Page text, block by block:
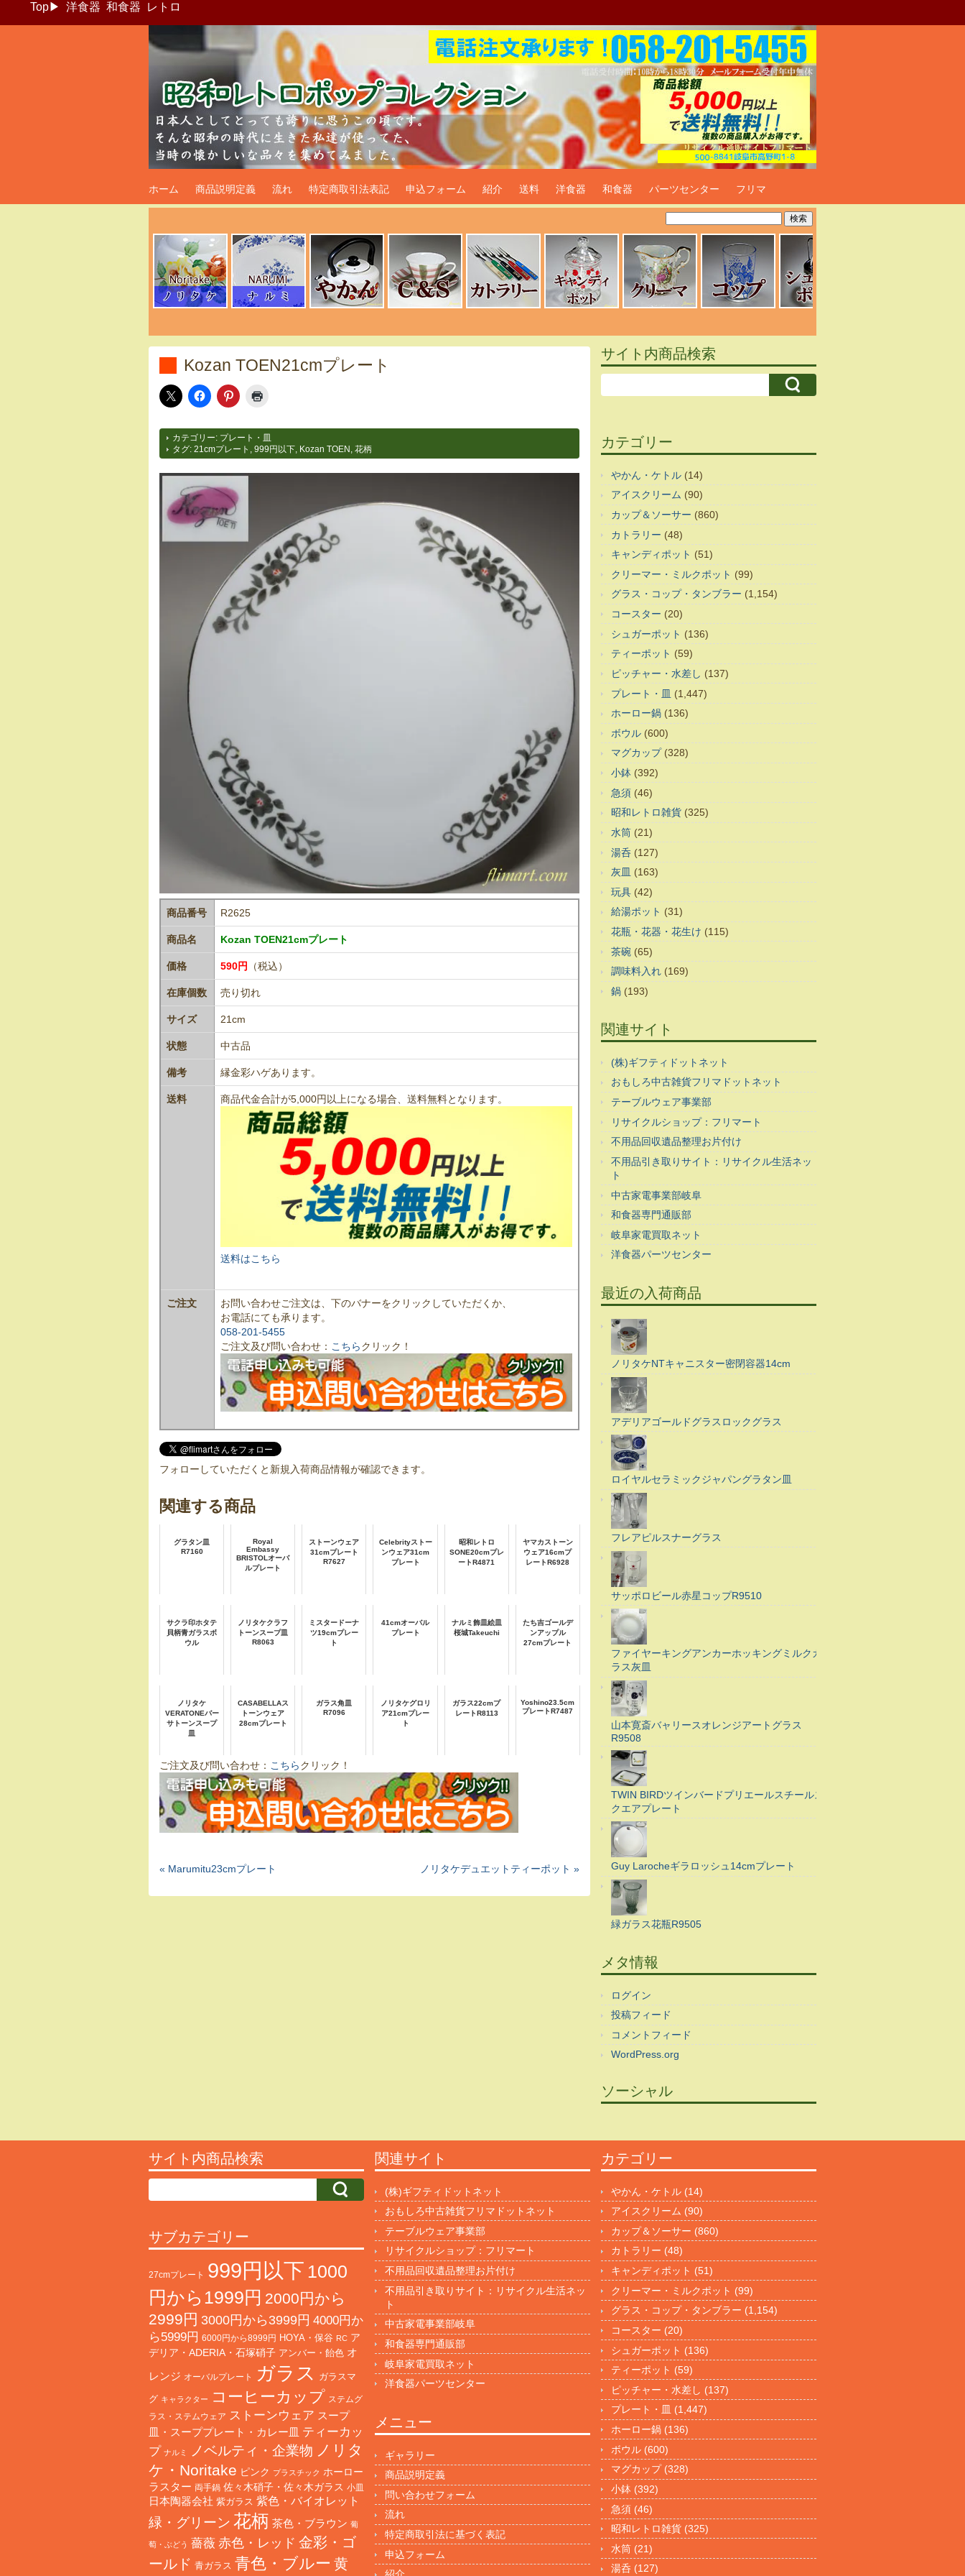
Top▶ 洋食器 和食器 レトロ
昭和レトロポップ食器生活雑貨通販＠フリマート
ホーム 商品説明定義 流れ 特定商取引法表記 申込フォーム 紹介 送料 洋食器 和食器 パーツセンター フリマ
Kozan TOEN21cmプレート
カテゴリー: プレート・皿
タグ: 21cmプレート 999円以下 Kozan TOEN 花柄
商品番号 R2625
商品名 Kozan TOEN21cmプレート
価格 590円 （税込）
在庫個数 売り切れ
サイズ 21cm
状態 中古品
備考 縁金彩ハゲあります。
送料 商品代金合計が5,000円以上になる場合、送料無料となります。
送料はこちら
ご注文
お問い合わせご注文は、下のバナーをクリックしていただくか、
お電話にても承ります。
058-201-5455
ご注文及び問い合わせ： こちらクリック！
フォローしていただくと新規入荷商品情報が確認できます。
関連する商品
グラタン皿
R7160
Royal
Embassy
BRISTOLオーバ
ルプレート
ストーンウェア
31cmプレート
R7627
Celebrityストー
ンウェア31cm
プレート
昭和レトロ
SONE20cmプレ
ートR4871
ヤマカストーン
ウェア16cmプ
レートR6928
サクラ印ホタテ
貝柄青ガラスボ
ウル
ノリタケクラフ
トーンスープ皿
R8063
ミスタードーナ
ツ19cmプレー
ト
41cmオーバル
プレート
ナルミ飾皿絵皿
桜城Takeuchi
たち吉ゴールデ
ンアップル
27cmプレート
ノリタケ
VERATONEバー
サトーンスープ
皿
CASABELLAス
トーンウェア
28cmプレート
ガラス角皿
R7096
ノリタケグロリ
ア21cmプレー
ト
ガラス22cmプ
レートR8113
Yoshino23.5cm
プレートR7487
ご注文及び問い合わせ： こちらクリック！
« Marumitu23cmプレート ノリタケデュエットティーポット »
サイト内商品検索
カテゴリー
やかん・ケトル (14)
アイスクリーム (90)
カップ＆ソーサー (860)
カトラリー (48)
キャンディポット (51)
クリーマー・ミルクポット (99)
グラス・コップ・タンブラー (1,154)
コースター (20)
シュガーポット (136)
ティーポット (59)
ピッチャー・水差し (137)
プレート・皿 (1,447)
ホーロー鍋 (136)
ボウル (600)
マグカップ(328)
小鉢 (392)
急須 (46)
昭和レトロ雑貨 (325)
水筒 (21)
湯呑 (127)
灰皿 (163)
玩具 (42)
給湯ポット (31)
花瓶・花器・花生け (115)
茶碗 (65)
調味料入れ (169)
鍋 (193)
関連サイト
(株)ギフティドットネット
おもしろ中古雑貨フリマドットネット
テーブルウェア事業部
リサイクルショップ：フリマート
不用品回収遺品整理お片付け
不用品引き取りサイト：リサイクル生活ネッ
ト
中古家電事業部岐阜
和食器専門通販部
岐阜家電買取ネット
洋食器パーツセンター
最近の入荷商品
ノリタケNTキャニスター密閉容器14cm
アデリアゴールドグラスロックグラス
ロイヤルセラミックジャパングラタン皿
フレアピルスナーグラス
サッポロビール赤星コップR9510
ファイヤーキングアンカーホッキングミルクガ
ラス灰皿
山本寛斎バャリースオレンジアートグラス
R9508
TWIN BIRDツインバードプリエールスチールス
クエアプレート
Guy Larocheギラロッシュ14cmプレート
緑ガラス花瓶R9505
メタ情報
ログイン
投稿フィード
コメントフィード
WordPress.org
ソーシャル
サイト内商品検索 関連サイト
(株)ギフティドットネット
おもしろ中古雑貨フリマドットネット
テーブルウェア事業部
リサイクルショップ：フリマート
不用品回収遺品整理お片付け
不用品引き取りサイト：リサイクル生活ネッ
ト
中古家電事業部岐阜
和食器専門通販部
岐阜家電買取ネット
洋食器パーツセンター
カテゴリー
やかん・ケトル (14)
アイスクリーム (90)
カップ＆ソーサー (860)
カトラリー (48)
キャンディポット (51)
クリーマー・ミルクポット (99)
グラス・コップ・タンブラー (1,154)
コースター (20)
シュガーポット (136)
ティーポット (59)
ピッチャー・水差し (137)
プレート・皿 (1,447)
ホーロー鍋 (136)
ボウル (600)
マグカップ(328)
小鉢 (392)
急須 (46)
昭和レトロ雑貨 (325)
水筒 (21)
湯呑 (127)
サブカテゴリー
27cmプレート 999円以下 1000
円から1999円 2000円から
2999円 3000円から3999円 4000円か
ら5999円 6000円から8999円 HOYA・保谷 RC ア
デリア・ADERIA・石塚硝子 アンバー・飴色 オ
レンジ オーバルプレート ガラス ガラスマ
グ キャラクター コーヒーカップ ステムグ
ラス・ステムウェア ストーンウェア スープ
皿・スーププレート・カレー皿 ティーカッ
プ ナルミ ノベルティ・企業物 ノリタ
ケ・Noritake ピンク プラスチック ホーロー
ラスター 両手鍋 佐々木硝子・佐々木ガラス 小皿
日本陶器会社 紫ガラス 紫色・バイオレット
緑・グリーン 花柄 茶色・ブラウン 葡
萄・ぶどう 薔薇 赤色・レッド 金彩・ゴ
ールド 青ガラス 青色・ブルー 黄
メニュー
ギャラリー
商品説明定義
問い合わせフォーム
流れ
特定商取引法に基づく表記
申込フォーム